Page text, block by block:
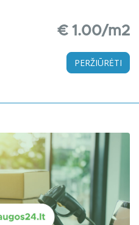
€ 1.00/m2
PERŽIŪRĖTI